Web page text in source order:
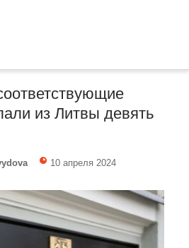
из Литвы девять
10 апреля 2024